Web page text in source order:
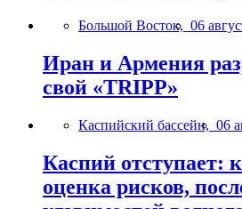
Большой Восток, 06
Иран и Армения
свой «TRIPP»
Каспийский бассейн, 06
Каспий отступает:
оценка рисков,